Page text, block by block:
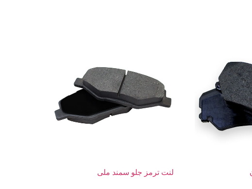
لنت ترمز جلو سمند ملی